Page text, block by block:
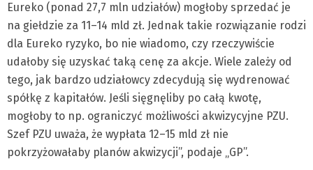
Eureko (ponad 27,7 mln udziałów) mogłoby sprzedać je
na giełdzie za 11–14 mld zł. Jednak takie rozwiązanie rodzi
dla Eureko ryzyko, bo nie wiadomo, czy rzeczywiście
udałoby się uzyskać taką cenę za akcje. Wiele zależy od
tego, jak bardzo udziałowcy zdecydują się wydrenować
spółkę z kapitałów. Jeśli sięgnęliby po całą kwotę,
mogłoby to np. ograniczyć możliwości akwizycyjne PZU.
Szef PZU uważa, że wypłata 12–15 mld zł nie
pokrzyżowałaby planów akwizycji”, podaje „GP”.